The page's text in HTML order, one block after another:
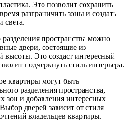
Это позволит сохранить
разграничить зоны и создать
света.
пространства можно
двери, состоящие из
высоты. Это создаст интересный
подчеркнуть стиль интерьера.
квартиры могут быть
разделения пространства,
зон и добавления интересных
дверей зависит от стиля
владельцев квартиры.